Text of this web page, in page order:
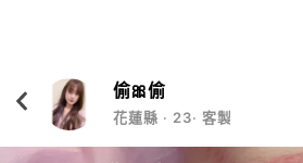
偷🎀偷
花蓮縣 ‧ 23‧ 客製化保養